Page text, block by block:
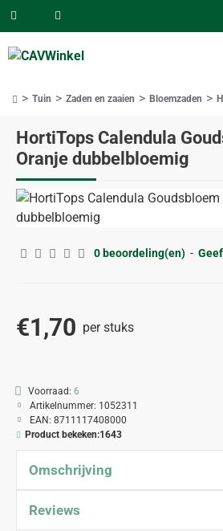
HortiTops Calendula
Oranje dubbelbloemig
Tuin Zaden en zaaien Bloemzaden
0 beoordeling(en) -
€1,70 per stuks
Voorraad: 6
Artikelnummer: 1052311
EAN: 8711117408000
Product bekeken:1643
Omschrijving
Reviews